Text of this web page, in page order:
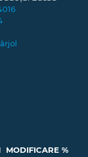
MODIFICARE %